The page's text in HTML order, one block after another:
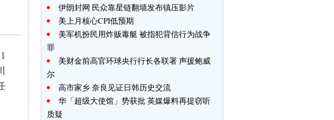
伊朗封网 民众靠星链翻墙发布镇压影片
美上月核心CPI低预期
美军机扮民用炸贩毒艇 被指犯背信行为战争
罪
美财金前高官环球央行行长各联署 声援鲍威
尔
高市家乡 奈良见证日韩历史交流
华「超级大使馆」势获批 英媒爆料再提窃听
质疑